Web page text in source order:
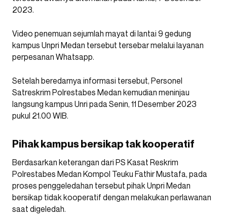
2023.
Video penemuan sejumlah mayat di lantai 9 gedung
kampus Unpri Medan tersebut tersebar melalui layanan
perpesanan Whatsapp.
Setelah beredarnya informasi tersebut, Personel
Satreskrim Polrestabes Medan kemudian meninjau
langsung kampus Unri pada Senin, 11 Desember 2023
pukul 21.00 WIB.
Pihak kampus bersikap tak kooperatif
Berdasarkan keterangan dari PS Kasat Reskrim
Polrestabes Medan Kompol Teuku Fathir Mustafa, pada
proses penggeledahan tersebut pihak Unpri Medan
bersikap tidak kooperatif dengan melakukan perlawanan
saat digeledah.